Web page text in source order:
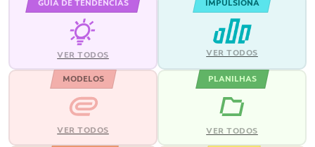
GUIA DE TENDÊNCIAS
VER TODOS
IMPULSIONA
VER TODOS
MODELOS
VER TODOS
PLANILHAS
VER TODOS